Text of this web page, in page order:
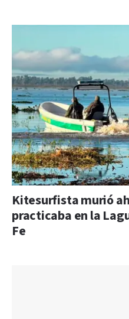
Kitesurfista murió
practicaba en la
Fe